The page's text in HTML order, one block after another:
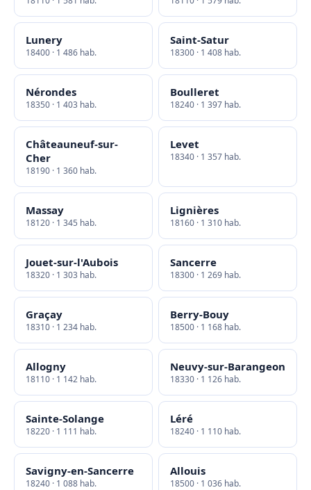
Lunery
18400 · 1 486 hab.
Saint-Satur
18300 · 1 408 hab.
Nérondes
18350 · 1 403 hab.
Boulleret
18240 · 1 397 hab.
Châteauneuf-sur-
Cher
18190 · 1 360 hab.
Levet
18340 · 1 357 hab.
Massay
18120 · 1 345 hab.
Lignières
18160 · 1 310 hab.
Jouet-sur-l'Aubois
18320 · 1 303 hab.
Sancerre
18300 · 1 269 hab.
Graçay
18310 · 1 234 hab.
Berry-Bouy
18500 · 1 168 hab.
Allogny
18110 · 1 142 hab.
Neuvy-sur-Barangeon
18330 · 1 126 hab.
Sainte-Solange
18220 · 1 111 hab.
Léré
18240 · 1 110 hab.
Savigny-en-Sancerre
18240 · 1 088 hab.
Allouis
18500 · 1 036 hab.